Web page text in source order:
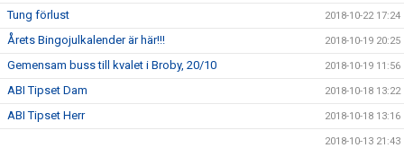
Tung förlust 2018-10-22 17:24
Årets Bingojulkalender är här!!! 2018-10-19 20:25
Gemensam buss till kvalet i Broby, 20/10 2018-10-19 11:56
ABI Tipset Dam 2018-10-18 13:22
ABI Tipset Herr 2018-10-18 13:16
2018-10-13 21:43